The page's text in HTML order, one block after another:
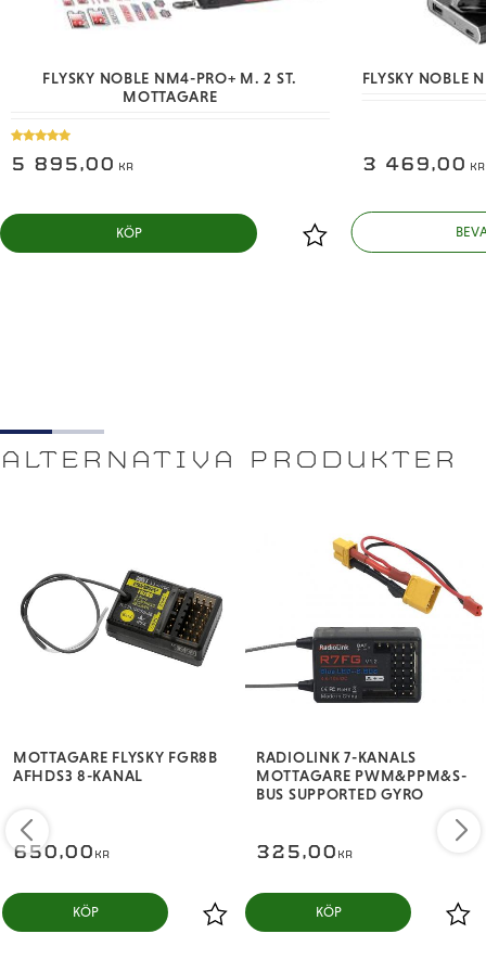
FLYSKY NOBLE NM4-PRO+ M. 2 ST.
MOTTAGARE
5 895,00 KR
Lägg till i favoriter
KÖP
FLYSKY NOBLE
3 469,00 KR
ALTERNATIVA PRODUKTER
MOTTAGARE FLYSKY FGR8B
AFHDS3 8-KANAL
650,00 KR
KÖP
RADIOLINK 7-KANALS
MOTTAGARE PWM&PPM&S-
BUS SUPPORTED GYRO
325,00 KR
KÖP